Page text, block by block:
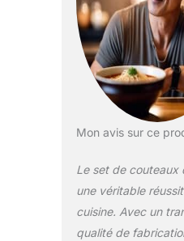
Mon avis sur ce
Le set de couteaux
une véritable
cuisine. Avec un
qualité de